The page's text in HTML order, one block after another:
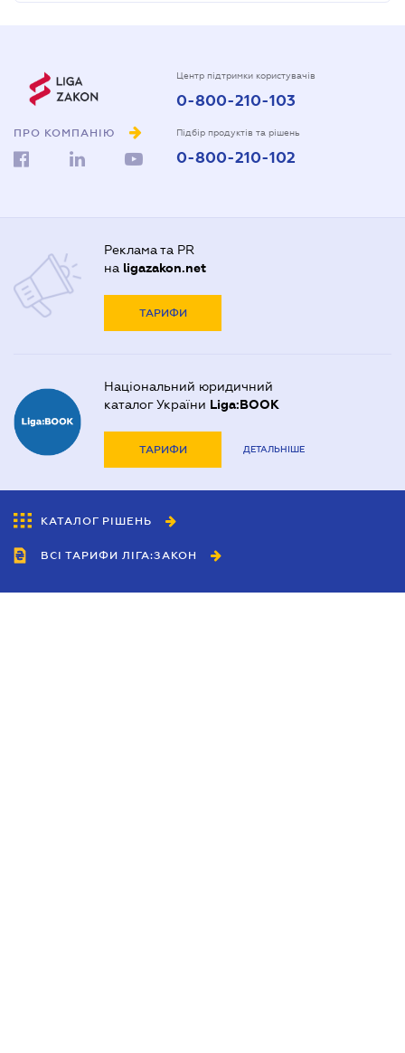
ПРО КОМПАНІЮ
Центр підтримки користувачів
0-800-210-103
Підбір продуктів та рішень
0-800-210-102
Реклама та PR
на ligazakon.net
ТАРИФИ
Національний юридичний
каталог України Liga:BOOK
ТАРИФИ ДЕТАЛЬНІШЕ
КАТАЛОГ РІШЕНЬ
ВСІ ТАРИФИ ЛІГА:ЗАКОН